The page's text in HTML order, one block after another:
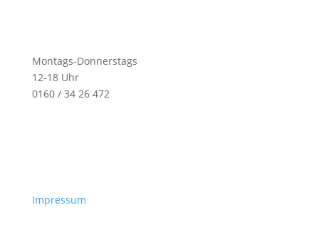
Montags-Donnerstags
12-18 Uhr
0160 / 34 26 472
Impressum